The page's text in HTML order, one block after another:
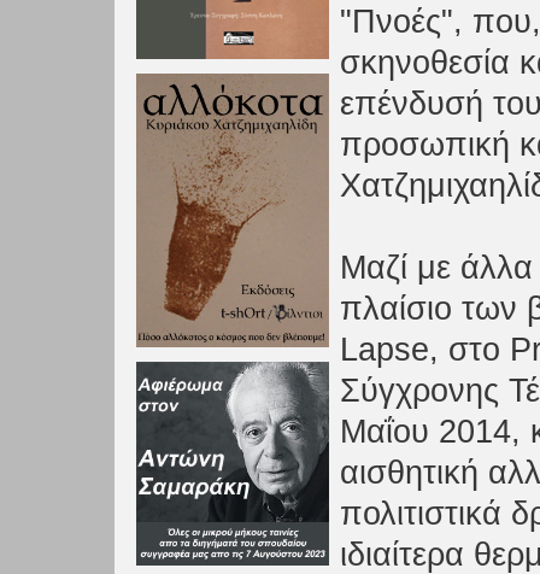
"Πνοές",
σκηνοθεσία
επένδυσή
προσωπική
Μαζί με
πλαίσιο των
Lapse, στο
Σύγχρονης
Μαΐου 2014,
αισθητική
ιδιαίτερα